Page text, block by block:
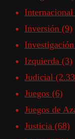
Internacional
Inversión (9)
Investigación
Izquierda (3)
Judicial
Juegos (6)
Juegos de
Justicia (68)